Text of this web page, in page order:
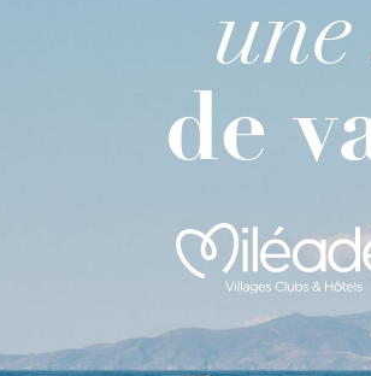
de